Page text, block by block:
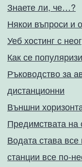
Знаете ли, че…?
Някои въпроси и
Уеб хостинг с
Как се
Ръководство за
дистанционни
Външни
Предимствата на
Водата става все
станции все по-